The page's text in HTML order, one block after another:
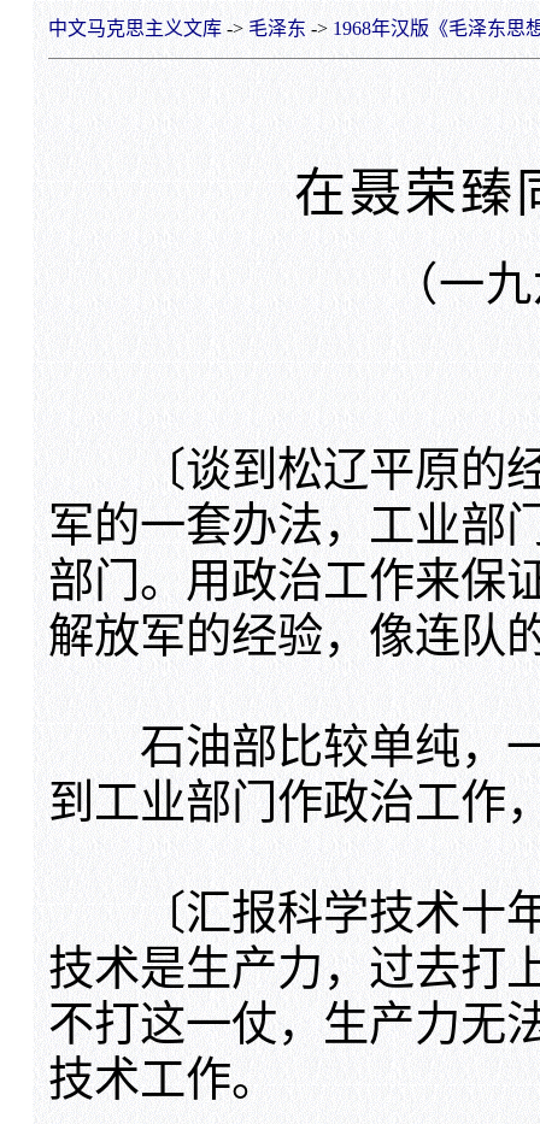
中文马克思主义文库-> 毛泽东 -> 1968年汉版《毛泽东思
在聂荣臻
（一
〔谈到松辽平原的经
军的一套办法，工业部
部门。用政治工作来保
解放军的经验，像连队
石油部比较单纯，一
到工业部门作政治工作
〔汇报科学技术十年
技术是生产力，过去打
不打这一仗，生产力无
技术工作。